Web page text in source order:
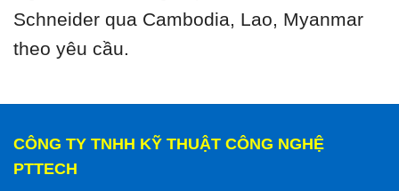
Schneider qua Cambodia, Lao, Myanmar
theo yêu cầu.
CÔNG TY TNHH KỸ THUẬT CÔNG NGHỆ
PTTECH